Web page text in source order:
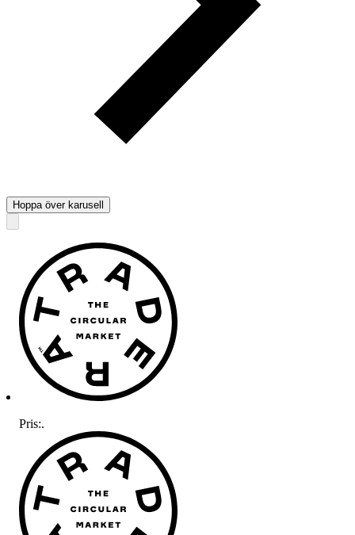
Hoppa över karusell
Pris:.